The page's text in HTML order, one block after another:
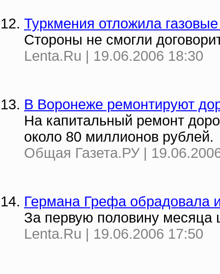
Туркмения отложила
Стороны не смогли
Lenta.Ru | 19.06.2006 18:30
В Воронеже ремонтируют
На капитальный ремонт
около 80 миллионов рублей.
Общая Газета.РУ |
Германа Грефа обрадовала
За первую половину месяца
Lenta.Ru | 19.06.2006 17:50